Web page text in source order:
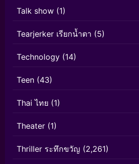
Talk show (1)
Tearjerker เรียกน้ำตา (5)
Technology (14)
Teen (43)
Thai ไทย (1)
Theater (1)
Thriller ระทึกขวัญ (2,261)